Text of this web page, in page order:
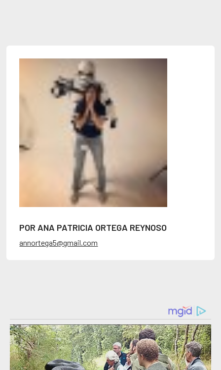
POR ANA PATRICIA ORTEGA REYNOSO
annortega5@gmail.com